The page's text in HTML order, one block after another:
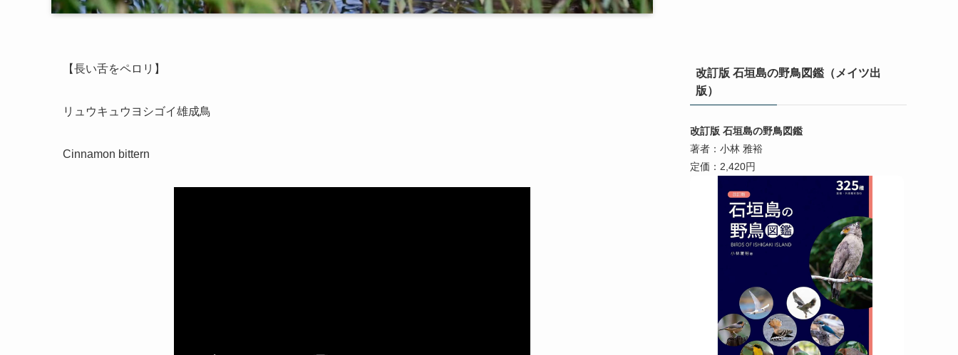
【長い舌をペロリ】
リュウキュウヨシゴイ雄成鳥
Cinnamon bittern
改訂版 石垣島の野鳥図鑑（メイツ出
版）
改訂版 石垣島の野鳥図鑑
著者：小林 雅裕
定価：2,420円